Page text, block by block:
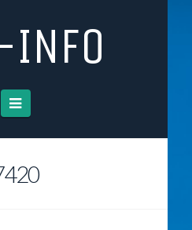
INFO
Navigation